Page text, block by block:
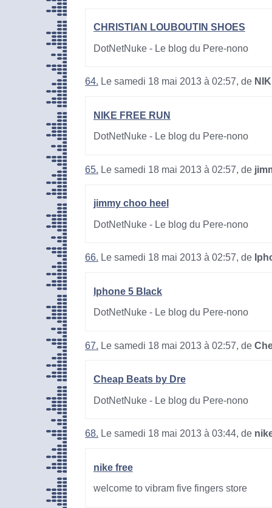
CHRISTIAN LOUBOUTIN SHOES
DotNetNuke - Le blog du Pere-nono
64. Le samedi 18 mai 2013 à 02:57, de
NIKE FREE RUN
DotNetNuke - Le blog du Pere-nono
65. Le samedi 18 mai 2013 à 02:57, de
jimmy choo heel
DotNetNuke - Le blog du Pere-nono
66. Le samedi 18 mai 2013 à 02:57, de
Iphone 5 Black
DotNetNuke - Le blog du Pere-nono
67. Le samedi 18 mai 2013 à 02:57, de
Cheap Beats by Dre
DotNetNuke - Le blog du Pere-nono
68. Le samedi 18 mai 2013 à 03:44, de
nike free
welcome to vibram five fingers store